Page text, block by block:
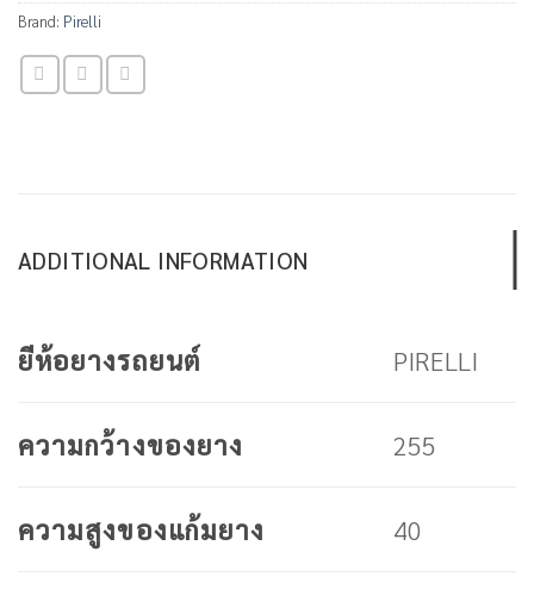
Brand: Pirelli
ADDITIONAL INFORMATION
ยีห้อยางรถยนต์ PIRELLI
ความกว้างของยาง 255
ความสูงของแก้มยาง 40